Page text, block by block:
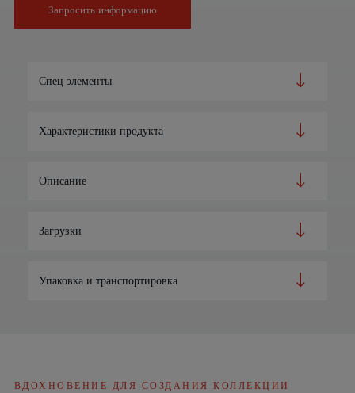
Запросить информацию
Спец элементы
Характеристики продукта
Описание
Загрузки
Упаковка и транспортировка
ВДОХНОВЕНИЕ ДЛЯ СОЗДАНИЯ КОЛЛЕКЦИИ